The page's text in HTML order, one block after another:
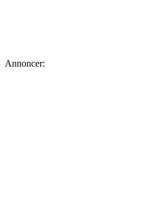
Annoncer: